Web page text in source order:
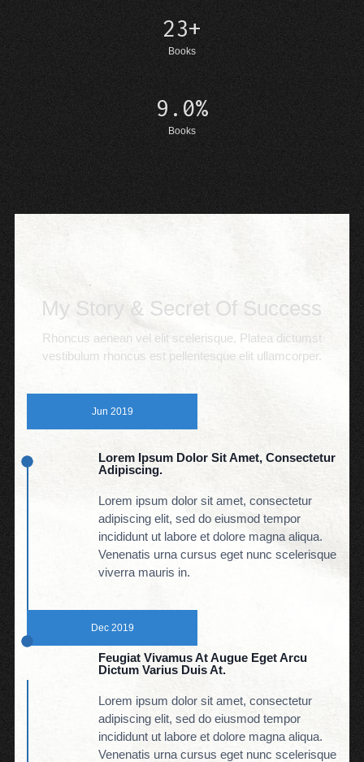
23+ 23+
Books
9.0%
Books
My Story & Secret Of Success
Rhoncus aenean vel elit scelerisque. Platea dictumst
vestibulum rhoncus est pellentesque elit ullamcorper.
Jun 2019
Lorem Ipsum Dolor Sit Amet, Consectetur
Adipiscing.
Lorem ipsum dolor sit amet, consectetur
adipiscing elit, sed do eiusmod tempor
incididunt ut labore et dolore magna aliqua.
Venenatis urna cursus eget nunc scelerisque
viverra mauris in.
Dec 2019
Feugiat Vivamus At Augue Eget Arcu
Dictum Varius Duis At.
Lorem ipsum dolor sit amet, consectetur
adipiscing elit, sed do eiusmod tempor
incididunt ut labore et dolore magna aliqua.
Venenatis urna cursus eget nunc scelerisque